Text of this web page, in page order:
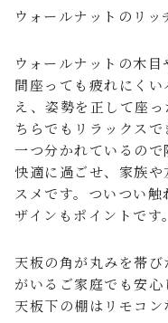
ウォールナットのリッ
ウォールナットの木
間座っても疲れにく
え、姿勢を正して座
ちらでもリラックス
一つ分かれているの
快適に過ごせ、家族
スメです。ついつい
ザインもポイントです。
天板の角が丸みを帯
がいるご家庭でも安心
天板下の棚はリモコン